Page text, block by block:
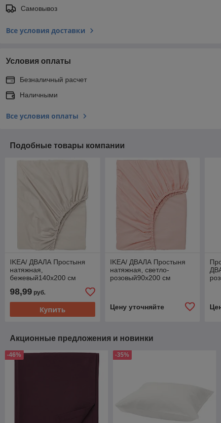
Самовывоз
Все условия доставки
Условия оплаты
Безналичный расчет
Наличными
Все условия оплаты
Подобные товары компании
IKEA/ ДВАЛА Простыня
натяжная,
бежевый140x200 см
98,99 руб.
Купить
IKEA/ ДВАЛА Простыня
натяжная, светло-
розовый90x200 см
Цену уточняйте
Акционные предложения и новинки
-46% -35%